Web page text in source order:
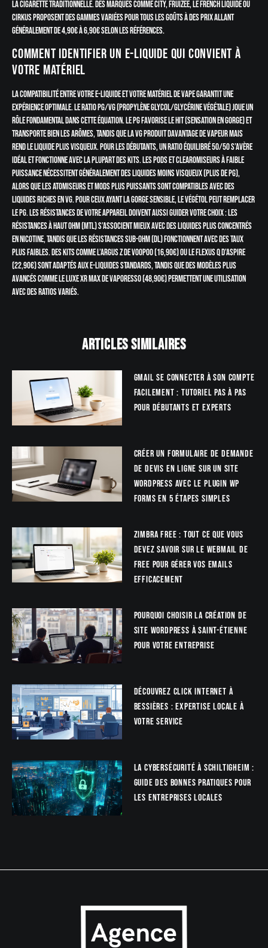
la cigarette traditionnelle. Des marques comme City, Fruizee, Le French Liquide ou
Cirkus proposent des gammes variées pour tous les goûts à des prix allant
généralement de 4,90€ à 6,90€ selon les références.
Comment identifier un e-liquide qui convient à
votre matériel
La compatibilité entre votre e-liquide et votre matériel de vape garantit une
expérience optimale. Le ratio PG/VG (Propylène Glycol/Glycérine Végétale) joue un
rôle fondamental dans cette équation. Le PG favorise le hit (sensation en gorge) et
transporte bien les arômes, tandis que la VG produit davantage de vapeur mais
rend le liquide plus visqueux. Pour les débutants, un ratio équilibré 50/50 s’avère
idéal et fonctionne avec la plupart des kits. Les pods et clearomiseurs à faible
puissance nécessitent généralement des liquides moins visqueux (plus de PG),
alors que les atomiseurs et mods plus puissants sont compatibles avec des
liquides riches en VG. Pour ceux ayant la gorge sensible, le Végétol peut remplacer
le PG. Les résistances de votre appareil doivent aussi guider votre choix : les
résistances à haut ohm (MTL) s’associent mieux avec des liquides plus concentrés
en nicotine, tandis que les résistances sub-ohm (DL) fonctionnent avec des taux
plus faibles. Des kits comme l’Argus Z de Voopoo (16,90€) ou le Flexus Q d’Aspire
(22,90€) sont adaptés aux e-liquides standards, tandis que des modèles plus
avancés comme le Luxe XR MAX de Vaporesso (48,90€) permettent une utilisation
avec des ratios variés.
Articles similaires
Gmail se connecter à son compte
facilement : tutoriel pas à pas
pour débutants et experts
Créer un formulaire de demande
de devis en ligne sur un site
WordPress avec le plugin WP
Forms en 5 étapes simples
Zimbra Free : tout ce que vous
devez savoir sur le webmail de
Free pour gérer vos emails
efficacement
Pourquoi choisir la création de
site WordPress à Saint-Étienne
pour votre entreprise
Découvrez Click Internet à
Bessières : Expertise locale à
votre service
La Cybersécurité à Schiltigheim :
Guide des bonnes pratiques pour
les entreprises locales